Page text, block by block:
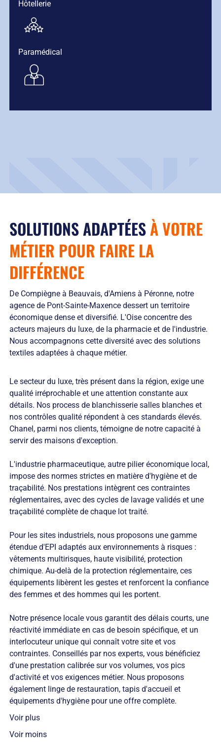
Hôtellerie
Paramédical
SOLUTIONS ADAPTÉESÀ VOTRE
MÉTIER POUR FAIRE LA
DIFFÉRENCE
De Compiègne à Beauvais, d'Amiens à Péronne, notre
agence de Pont-Sainte-Maxence dessert un territoire
économique dense et diversifié. L'Oise concentre des
acteurs majeurs du luxe, de la pharmacie et de l'industrie.
Nous accompagnons cette diversité avec des solutions
textiles adaptées à chaque métier.
Le secteur du luxe, très présent dans la région, exige une
qualité irréprochable et une attention constante aux
détails. Nos process de blanchisserie salles blanches et
nos contrôles qualité répondent à ces standards élevés.
Chanel, parmi nos clients, témoigne de notre capacité à
servir des maisons d'exception.
L'industrie pharmaceutique, autre pilier économique local,
impose des normes strictes en matière d'hygiène et de
traçabilité. Nos prestations intègrent ces contraintes
réglementaires, avec des cycles de lavage validés et une
traçabilité complète de chaque lot traité.
Pour les sites industriels, nous proposons une gamme
étendue d'EPI adaptés aux environnements à risques :
vêtements multirisques, haute visibilité, protection
chimique. Au-delà de la protection réglementaire, ces
équipements libèrent les gestes et renforcent la confiance
des femmes et des hommes qui les portent.
Notre présence locale vous garantit des délais courts, une
réactivité immédiate en cas de besoin spécifique, et un
interlocuteur unique qui connaît votre site et vos
contraintes. Conseillés par nos experts, vous bénéficiez
d'une prestation calibrée sur vos volumes, vos pics
d'activité et vos exigences métier. Nous proposons
également linge de restauration, tapis d'accueil et
équipements d'hygiène pour une offre complète.
Voir plus
Voir moins